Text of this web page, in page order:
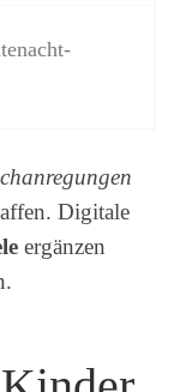
Digitale
ergänzen